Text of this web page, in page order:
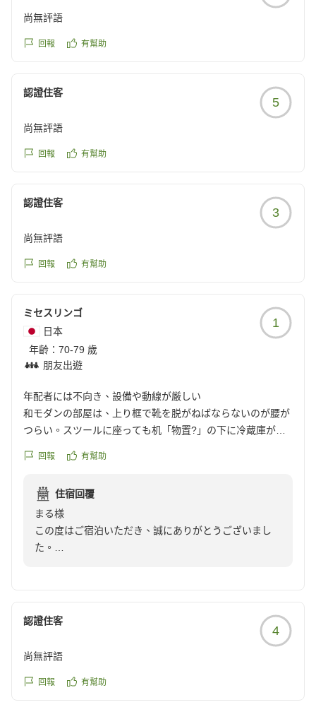
尚無評語
回報 有幫助
認證住客
5
尚無評語
回報 有幫助
認證住客
3
尚無評語
回報 有幫助
ミセスリンゴ
日本
年齡： 70-79 歲
朋友出遊
1
年配者には不向き、設備や動線が厳しい
和モダンの部屋は、上り框で靴を脱がねばならないのが腰が
つらい。スツールに座っても机「物置?」の下に冷蔵庫があ
フロントが2階で階段を荷物もって上がるのはつらい。年配
クチコミの詳細はこちらから
https://review.travel.rakuten.co.jp/hotel/voice/1249?
reviewId=33123478226287
回報 有幫助
住宿回覆
まる様
この度はご宿泊いただき、誠にありがとうございまし
た。
でお寛ぎいただけることをコンセプトとしております
が、お客様には上り框や家具の配置などがご負担とな
り、ご期待に添えず申し訳ございませんでした。
けいたしました。お荷物のお手伝いも承っておりますの
認證住客
4
尚無評語
回報 有幫助